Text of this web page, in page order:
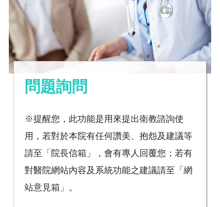
問題詢問
※提醒您，此功能是用來提出衛教諮詢使
用，若對於本院有任何讚美、抱怨及建議等
請至「院長信箱」，會有專人回覆您；若有
對醫院網站內容及系統功能之建議請至「網
站意見箱」。